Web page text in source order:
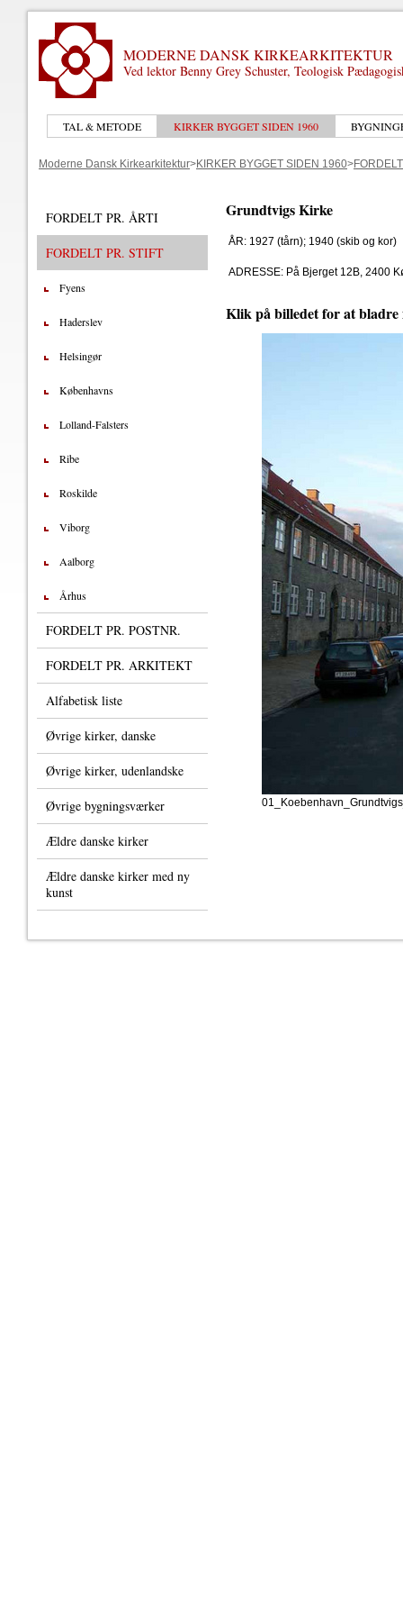
MODERNE DANSK KIRKEARKITEKTUR
Ved lektor Benny Grey Schuster, Teologisk
TAL & METODE KIRKER BYGGET SIDEN 1960
Moderne Dansk Kirkearkitektur>KIRKER BYGGET SIDEN 1960>
FORDELT PR. ÅRTI
FORDELT PR. STIFT
Fyens
Haderslev
Helsingør
Københavns
Lolland-Falsters
Ribe
Roskilde
Viborg
Aalborg
Århus
FORDELT PR. POSTNR.
FORDELT PR. ARKITEKT
Alfabetisk liste
Øvrige kirker, danske
Øvrige kirker, udenlandske
Øvrige bygningsværker
Ældre danske kirker
Ældre danske kirker med ny
kunst
Grundtvigs Kirke
ÅR: 1927 (tårn); 1940 (skib og kor)
ADRESSE: På Bjerget 12B, 2400
Klik på billedet for at bladre